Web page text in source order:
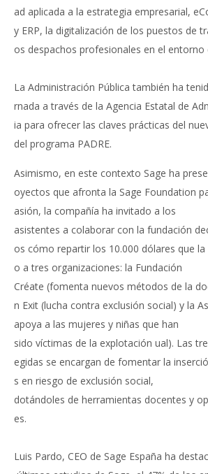
ad aplicada a la estrategia empresarial,
y ERP, la digitalización de los puestos de
os despachos profesionales en el entorno
La Administración Pública también ha
rnada a través de la Agencia Estatal de
ia para ofrecer las claves prácticas del
del programa PADRE.
Asimismo, en este contexto Sage ha
oyectos que afronta la Sage Foundation
asión, la compañía ha invitado a los
asistentes a colaborar con la fundación
os cómo repartir los 10.000 dólares que
o a tres organizaciones: la Fundación
Créate (fomenta nuevos métodos de la
n Exit (lucha contra exclusión social) y la
apoya a las mujeres y niñas que han
sido víctimas de la explotación ual). Las
egidas se encargan de fomentar la
s en riesgo de exclusión social,
dotándoles de herramientas docentes y
es.
Luis Pardo, CEO de Sage España ha